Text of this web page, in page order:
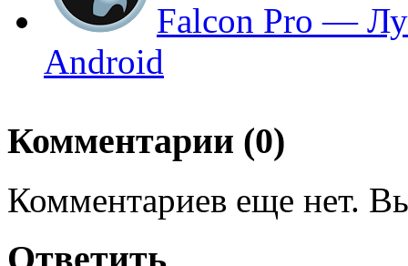
Falcon Pro —
Android
Комментарии (0)
Комментариев еще нет.